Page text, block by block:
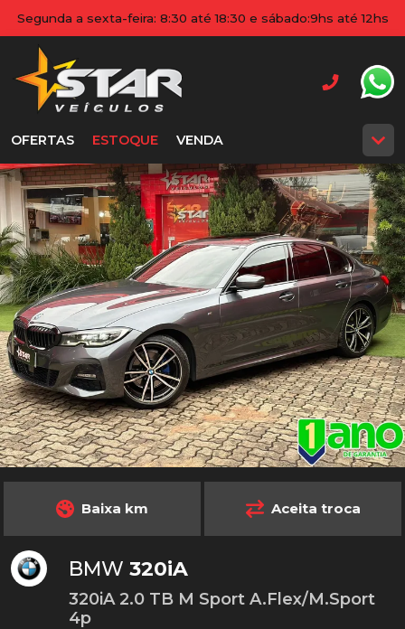
Segunda a sexta-feira: 8:30 até 18:30 e sábado:9hs até 12hs
OFERTAS ESTOQUE VENDA
Baixa km Aceita troca
BMW 320iA
320iA 2.0 TB M Sport A.Flex/M.Sport
4p